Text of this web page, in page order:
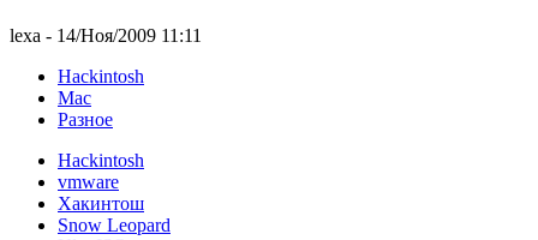
lexa - 14/Ноя/2009 11:11
Hackintosh
Mac
Разное
Hackintosh
vmware
Хакинтош
Snow Leopard